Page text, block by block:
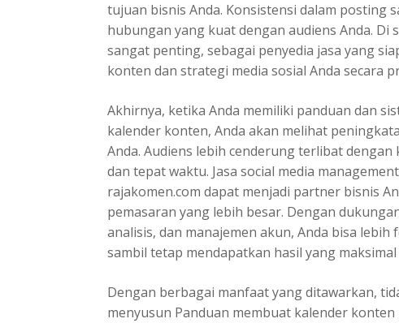
tujuan bisnis Anda. Konsistensi dalam posting
hubungan yang kuat dengan audiens Anda. Di
sangat penting, sebagai penyedia jasa yang
konten dan strategi media sosial Anda secara
Akhirnya, ketika Anda memiliki panduan dan
kalender konten, Anda akan melihat
Anda. Audiens lebih cenderung terlibat
dan tepat waktu. Jasa social media
rajakomen.com dapat menjadi partner bisnis
pemasaran yang lebih besar. Dengan
analisis, dan manajemen akun, Anda bisa
sambil tetap mendapatkan hasil yang
Dengan berbagai manfaat yang ditawarkan,
menyusun Panduan membuat kalender konten